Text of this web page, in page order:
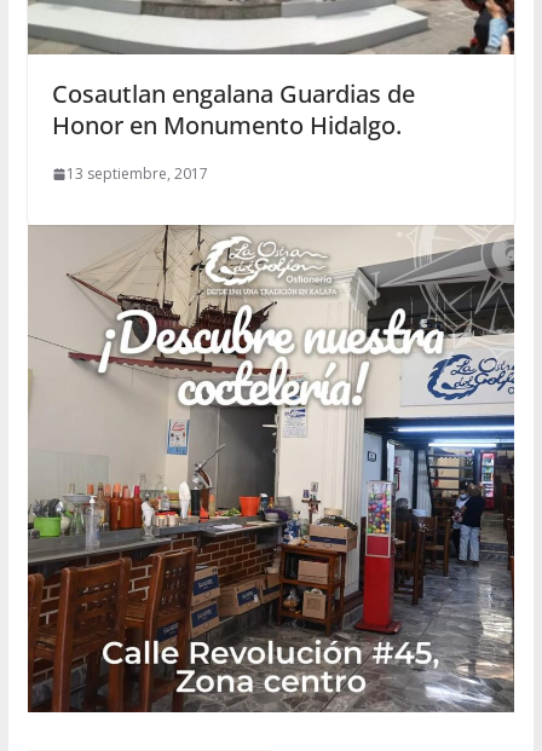
Cosautlan engalana Guardias de
Honor en Monumento Hidalgo.
13 septiembre, 2017